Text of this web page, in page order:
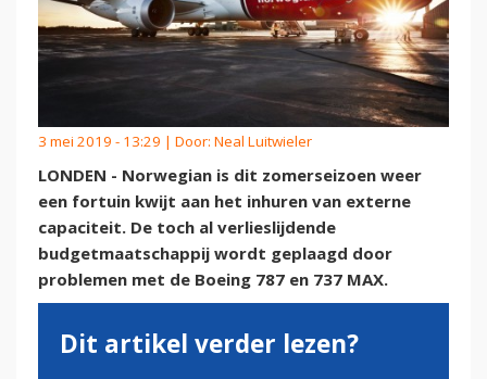
3 mei 2019 - 13:29 | Door: Neal Luitwieler
LONDEN - Norwegian is dit zomerseizoen weer
een fortuin kwijt aan het inhuren van externe
capaciteit. De toch al verlieslijdende
budgetmaatschappij wordt geplaagd door
problemen met de Boeing 787 en 737 MAX.
Dit artikel verder lezen?